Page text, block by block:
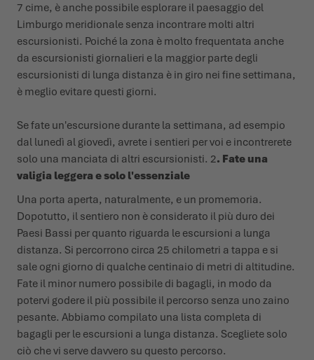
7 cime, è anche possibile esplorare il paesaggio del
Limburgo meridionale senza incontrare molti altri
escursionisti. Poiché la zona è molto frequentata anche
da escursionisti giornalieri e la maggior parte degli
escursionisti di lunga distanza è in giro nei fine settimana,
è meglio evitare questi giorni.
Se fate un'escursione durante la settimana, ad esempio
dal lunedì al giovedì, avrete i sentieri per voi e incontrerete
solo una manciata di altri escursionisti. 2. Fate una
valigia leggera e solo l'essenziale
Una porta aperta, naturalmente, e un promemoria.
Dopotutto, il sentiero non è considerato il più duro dei
Paesi Bassi per quanto riguarda le escursioni a lunga
distanza. Si percorrono circa 25 chilometri a tappa e si
sale ogni giorno di qualche centinaio di metri di altitudine.
Fate il minor numero possibile di bagagli, in modo da
potervi godere il più possibile il percorso senza uno zaino
pesante. Abbiamo compilato una lista completa di
bagagli per le escursioni a lunga distanza. Scegliete solo
ciò che vi serve davvero su questo percorso.